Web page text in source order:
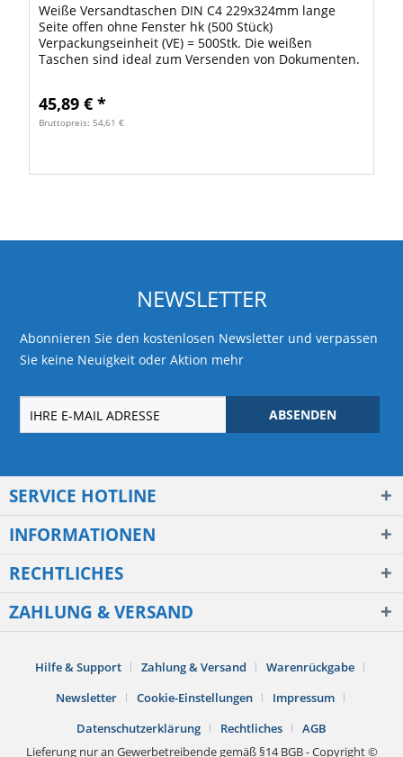
Weiße Versandtaschen DIN C4 229x324mm lange
Seite offen ohne Fenster hk (500 Stück)
Verpackungseinheit (VE) = 500Stk. Die weißen
Taschen sind ideal zum Versenden von Dokumenten.
45,89 € *
Bruttopreis: 54,61 €
NEWSLETTER
Abonnieren Sie den kostenlosen Newsletter und verpassen
Sie keine Neuigkeit oder Aktion mehr
ABSENDEN
SERVICE HOTLINE
INFORMATIONEN
RECHTLICHES
ZAHLUNG & VERSAND
Hilfe & Support Zahlung & Versand
Warenrückgabe
Newsletter
Cookie-Einstellungen
Impressum
Datenschutzerklärung
Rechtliches
AGB
Lieferung nur an Gewerbetreibende gemäß §14 BGB - Copyright ©